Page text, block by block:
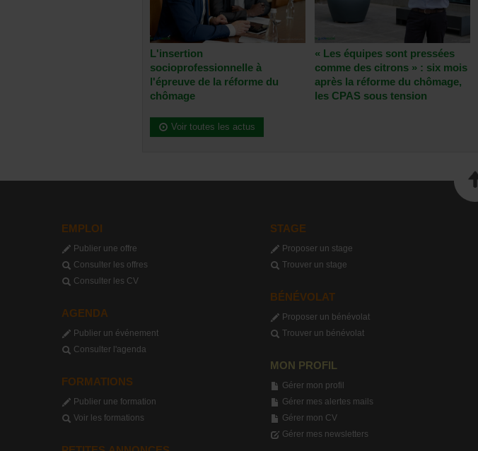
L'insertion
socioprofessionnelle à
l'épreuve de la réforme du
chômage
« Les équipes sont pressées
comme des citrons » : six mois
après la réforme du chômage,
les CPAS sous tension
Voir toutes les actus
EMPLOI
Publier une offre
Consulter les offres
Consulter les CV
AGENDA
Publier un événement
Consulter l'agenda
FORMATIONS
Publier une formation
Voir les formations
STAGE
Proposer un stage
Trouver un stage
BÉNÉVOLAT
Proposer un bénévolat
Trouver un bénévolat
MON PROFIL
Gérer mon profil
Gérer mes alertes mails
Gérer mon CV
Gérer mes newsletters